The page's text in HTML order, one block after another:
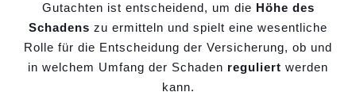
Gutachten ist entscheidend, um die Höhe des
Schadens zu ermitteln und spielt eine wesentliche
Rolle für die Entscheidung der Versicherung, ob und
in welchem Umfang der Schaden reguliert werden
kann.